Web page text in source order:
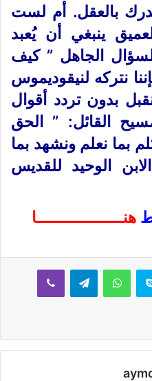
بالعقل. أم لست
ينبغي أن يُعبد
الجاهل ” كيف
نتركه لنيقوديموس
بدون تردد أقوال
القائل: ” الحق
بما نعلم ونشهد بما
الوحيد للقديس
هنــــــــــــــــــا
سكايب واتساب تيلقرام ڤايبر